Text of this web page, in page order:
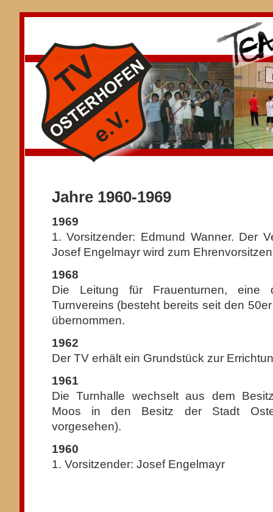
Jahre 1960-1969
1969
1. Vorsitzender: Edmund Wanner. Der
Josef Engelmayr wird zum
1968
Die Leitung für Frauenturnen, eine
Turnvereins (besteht bereits seit den
übernommen.
1962
Der TV erhält ein Grundstück zur
1961
Die Turnhalle wechselt aus dem
Moos in den Besitz der Stadt
vorgesehen).
1960
1. Vorsitzender: Josef Engelmayr